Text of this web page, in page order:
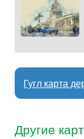
Гугл карта
Другие